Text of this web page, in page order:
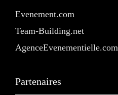
Evenement.com
Team-Building.net
AgenceEvenementielle.com
Partenaires